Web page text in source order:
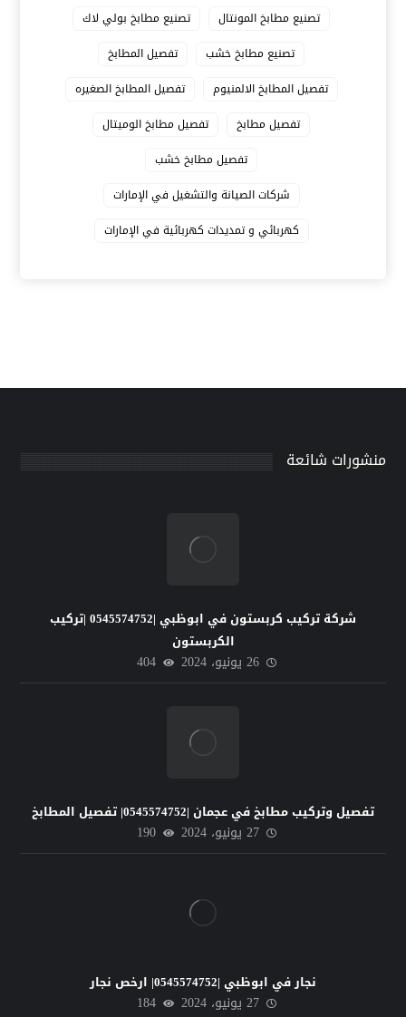
تصنيع مطابخ المونتال
تصنيع مطابخ بولي لاك
تصنيع مطابخ خشب
تفصيل المطابخ
تفصيل المطابخ الالمنيوم
تفصيل المطابخ الصغيره
تفصيل مطابخ
تفصيل مطابخ الوميتال
تفصيل مطابخ خشب
شركات الصيانة والتشغيل في الإمارات
كهربائي و تمديدات كهربائية في الإمارات
منشورات شائعة
شركة تركيب كربستون في ابوظبي |0545574752 |تركيب
الكربستون
26 يونيو، 2024 404
تفصيل وتركيب مطابخ في عجمان |0545574752| تفصيل المطابخ
27 يونيو، 2024 190
نجار في ابوظبي |0545574752| ارخص نجار
27 يونيو، 2024 184